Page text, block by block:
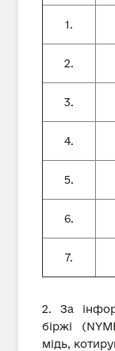
1.
2.
3.
4.
5.
6.
7.
2. За
біржі
мідь,